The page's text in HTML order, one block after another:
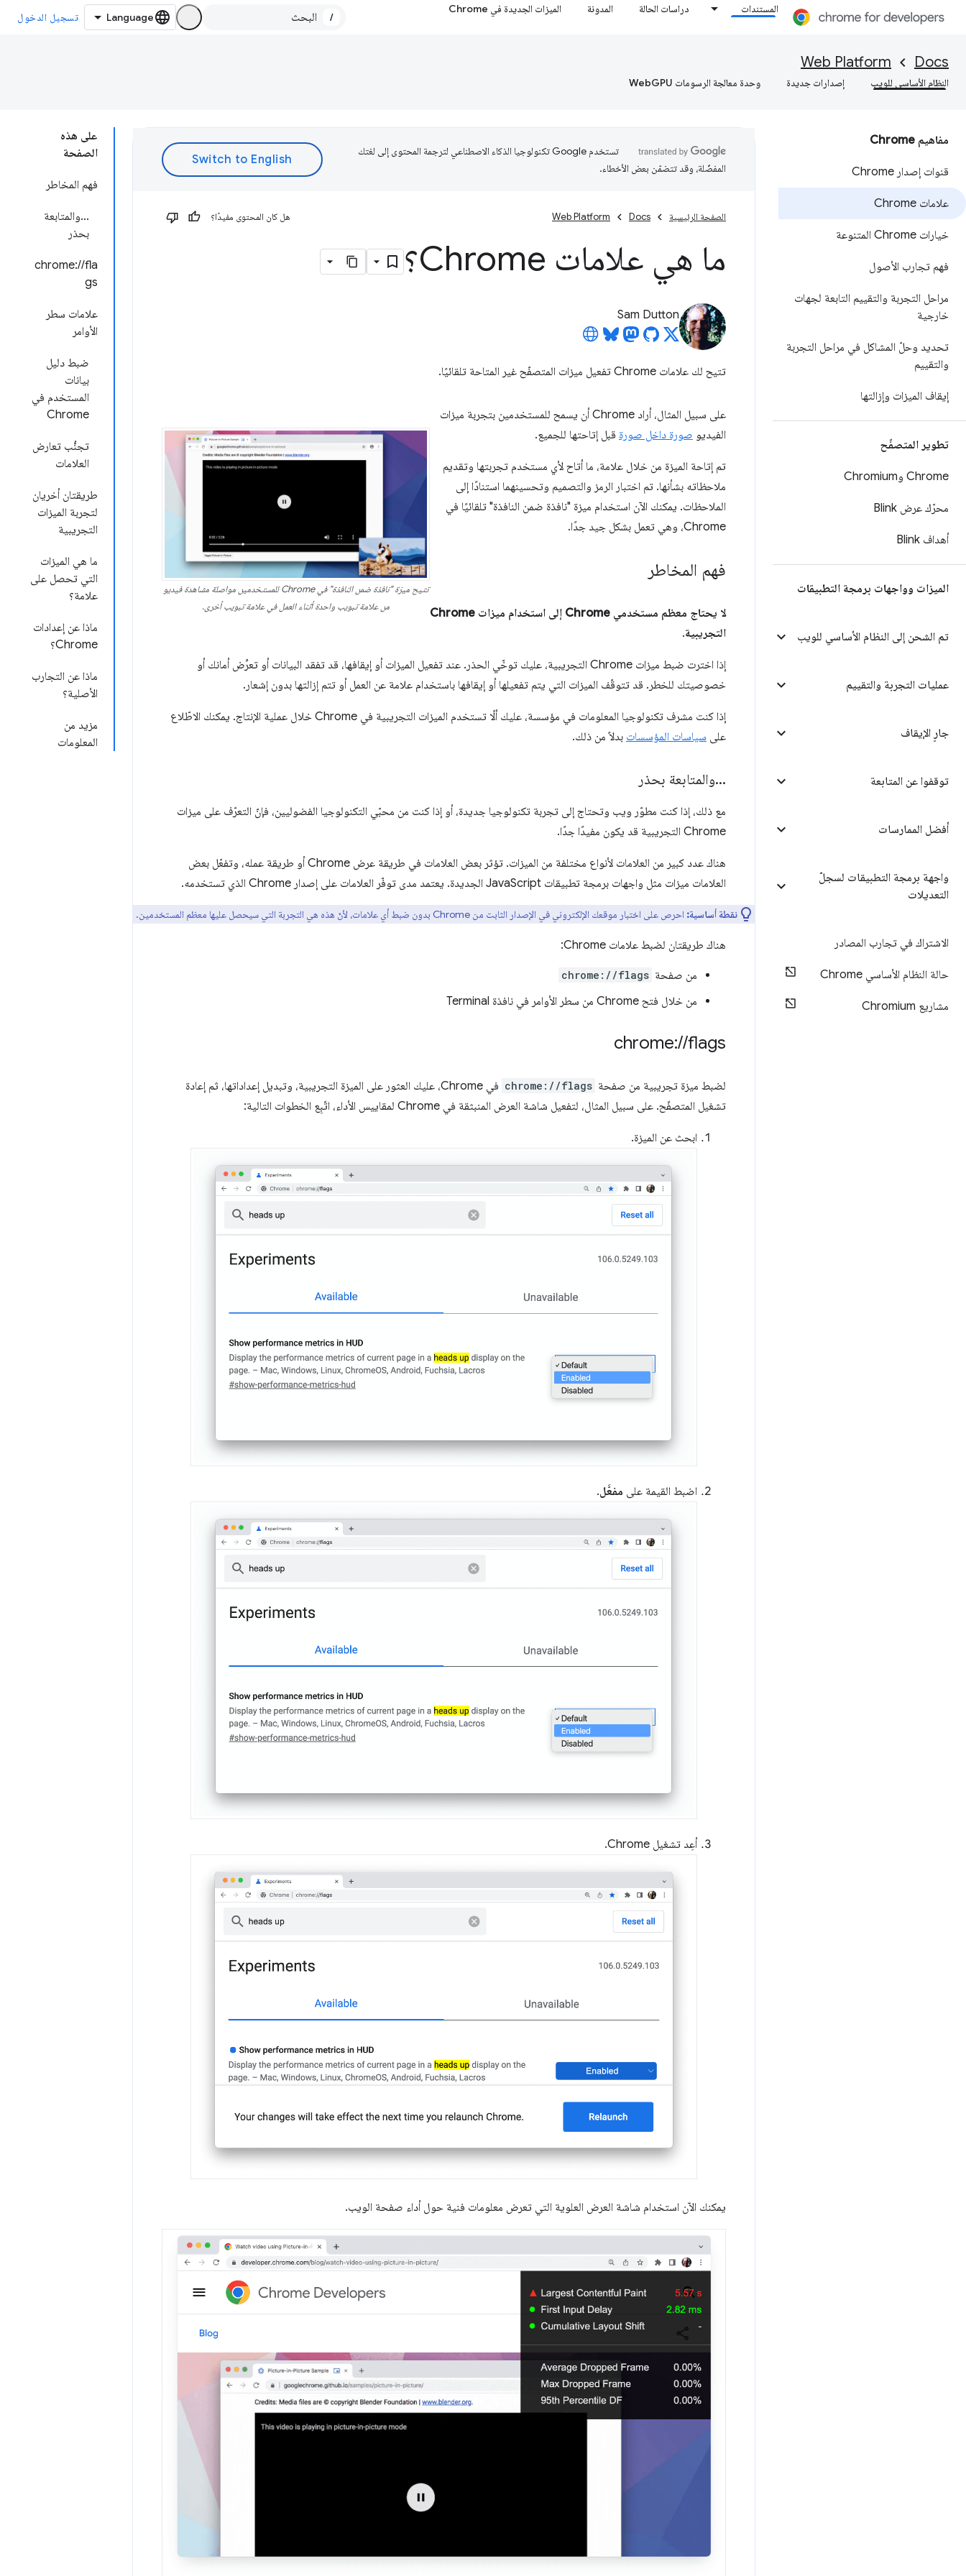
المستندات دراسات الحالة المدونة الميزات الجديدة في Chrome
/ تسجيل الدخول
Docs
Web Platform
النظام الأساسي للويب إصدارات جديدة وحدة معالجة الرسومات WebGPU
مفاهيم Chrome
قنوات إصدار Chrome
علامات Chrome
خيارات Chrome المتنوعة
فهم تجارب الأصول
مراحل التجربة والتقييم التابعة لجهات
خارجية
تحديد وحلّ المشاكل في مراحل التجربة
والتقييم
إيقاف الميزات وإزالتها
تطوير المتصفّح
Chrome وChromium
محرّك عرض Blink
أهداف Blink
الميزات وواجهات برمجة التطبيقات
تم الشحن إلى النظام الأساسي للويب
عمليات التجربة والتقييم
جارٍ الإيقاف
توقفوا عن المتابعة
أفضل الممارسات
واجهة برمجة التطبيقات لسجلّ
التعديلات
الاشتراك في تجارب المصادر
حالة النظام الأساسي Chrome
مشاريع Chromium
على هذه
الصفحة
فهم المخاطر
...والمتابعة
بحذر
chrome://fla
gs
علامات سطر
الأوامر
ضبط دليل
بيانات
المستخدم في
Chrome
تجنُّب تعارض
العلامات
طريقتان أخريان
لتجربة الميزات
التجريبية
ما هي الميزات
التي تحصل على
علامة؟
ماذا عن إعدادات
Chrome؟
ماذا عن التجارب
الأصلية؟
مزيد من
المعلومات
تستخدم Google تكنولوجيا الذكاء الاصطناعي لترجمة المحتوى إلى لغتك
المفضّلة، وقد تتضمّن بعض الأخطاء.
الصفحة الرئيسية Docs
Web Platform هل كان المحتوى مفيدًا؟
ما هي علامات Chrome؟
Sam Dutton
تتيح لك علامات Chrome تفعيل ميزات المتصفّح غير المتاحة تلقائيًا.
تتيح ميزة "نافذة ضمن النافذة" في Chrome للمستخدمين مواصلة مشاهدة فيديو
من علامة تبويب واحدة أثناء العمل في علامة تبويب أخرى.
على سبيل المثال، أراد Chrome أن يسمح للمستخدمين بتجربة ميزات
الفيديو صورة داخل صورة قبل إتاحتها للجميع.
تم إتاحة الميزة من خلال علامة، ما أتاح لأي مستخدم تجربتها وتقديم
ملاحظاته بشأنها. تم اختبار الرمز والتصميم وتحسينهما استنادًا إلى
الملاحظات. يمكنك الآن استخدام ميزة "نافذة ضمن النافذة" تلقائيًا في
Chrome، وهي تعمل بشكل جيد جدًا.
فهم المخاطر
لا يحتاج معظم مستخدمي Chrome إلى استخدام ميزات Chrome
التجريبية.
إذا اخترت ضبط ميزات Chrome التجريبية، عليك توخّي الحذر. عند تفعيل الميزات أو إيقافها، قد تفقد البيانات أو تعرِّض أمانك أو
خصوصيتك للخطر. قد تتوقّف الميزات التي يتم تفعيلها أو إيقافها باستخدام علامة عن العمل أو تتم إزالتها بدون إشعار.
إذا كنت مشرف تكنولوجيا المعلومات في مؤسسة، عليك ألّا تستخدم الميزات التجريبية في Chrome خلال عملية الإنتاج. يمكنك الاطّلاع
على سياسات المؤسسات بدلاً من ذلك.
.
.
.والمتابعة بحذر
مع ذلك، إذا كنت مطوّر ويب وتحتاج إلى تجربة تكنولوجيا جديدة، أو إذا كنت من محبّي التكنولوجيا الفضوليين، فإنّ التعرّف على ميزات
Chrome التجريبية قد يكون مفيدًا جدًا.
هناك عدد كبير من العلامات لأنواع مختلفة من الميزات. تؤثر بعض العلامات في طريقة عرض Chrome أو طريقة عمله، وتفعّل بعض
العلامات ميزات مثل واجهات برمجة تطبيقات JavaScript الجديدة. يعتمد مدى توفّر العلامات على إصدار Chrome الذي تستخدمه.
نقطة أساسية: احرص على اختبار موقعك الإلكتروني في الإصدار الثابت من Chrome بدون ضبط أي علامات، لأنّ هذه هي التجربة التي سيحصل عليها معظم المستخدمين.
هناك طريقتان لضبط علامات Chrome:
من صفحة chrome://flags
من خلال فتح Chrome من سطر الأوامر في نافذة Terminal
chrome://flags
لضبط ميزة تجريبية من صفحة chrome://flags
في Chrome، عليك العثور على الميزة التجريبية، وتبديل إعداداتها، ثم إعادة
تشغيل المتصفّح. على سبيل المثال، لتفعيل شاشة العرض المنبثقة في Chrome لمقاييس الأداء، اتّبِع الخطوات التالية:
ابحث عن الميزة.
اضبط القيمة على مفعَّل.
أعِد تشغيل Chrome.
يمكنك الآن استخدام شاشة العرض العلوية التي تعرض معلومات فنية حول أداء صفحة الويب.